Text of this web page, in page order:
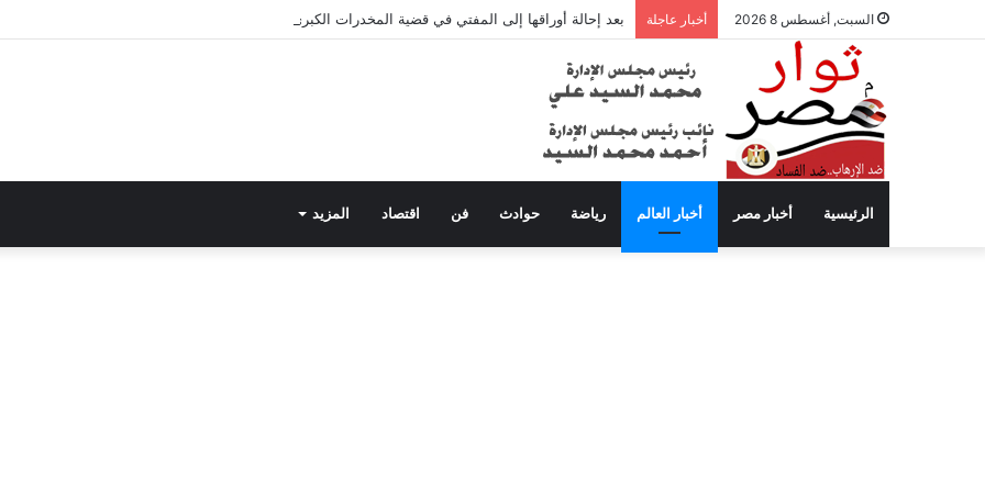
السبت, أغسطس 8 2026 أخبار عاجلة بعد إحالة أوراقها إلى المفتي في قضية المخدرات الكبرى.. من هي سارة خليفة؟
الرئيسية أخبار مصر أخبار العالم رياضة حوادث فن اقتصاد المزيد